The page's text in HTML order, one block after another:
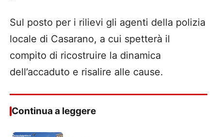
Sul posto per i rilievi gli agenti della polizia
locale di Casarano, a cui spetterà il
compito di ricostruire la dinamica
dell’accaduto e risalire alle cause.
Continua a leggere